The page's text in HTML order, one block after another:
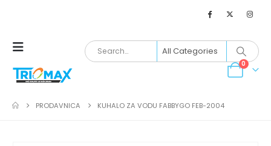
0
PRODAVNICA KUHALO ZA VODU FABBYGO FEB-2004